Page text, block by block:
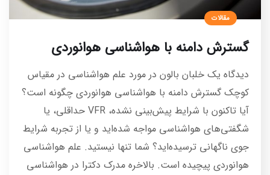
مقالات
گسترش دامنه با هواشناسی هوانوردی
دیدگاه یک خلبان بالون در مورد علم هواشناسی در مقیاس
کوچک گسترش دامنه با هواشناسی هوانوردی چگونه است؟
آیا تاکنون با شرایط پیش‌بینی نشده، VFR حداقلی، یا
شگفتی‌های هواشناسی مواجه شده‌اید و یا از تجربه شرایط
جوی ناگهانی ترسیده‌اید؟ شما تنها نیستید. علم هواشناسی
هوانوردی پیچیده است. بالاخره مدرک دکترا در هواشناسی